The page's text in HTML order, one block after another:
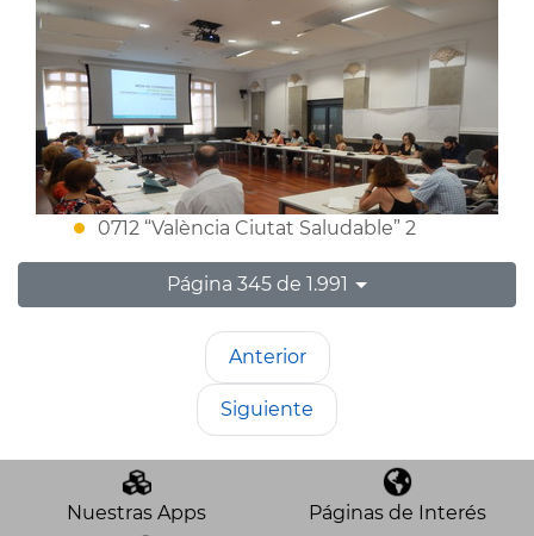
0712 “València Ciutat Saludable” 2
Página 345 de 1.991
Anterior
Siguiente
Nuestras Apps Páginas de Interés